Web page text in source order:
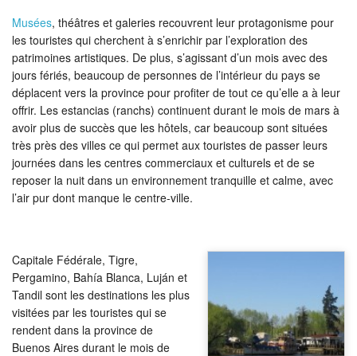
Musées, théâtres et galeries recouvrent leur protagonisme pour
les touristes qui cherchent à s’enrichir par l’exploration des
patrimoines artistiques. De plus, s’agissant d’un mois avec des
jours fériés, beaucoup de personnes de l’intérieur du pays se
déplacent vers la province pour profiter de tout ce qu’elle a à leur
offrir. Les estancias (ranchs) continuent durant le mois de mars à
avoir plus de succès que les hôtels, car beaucoup sont situées
très près des villes ce qui permet aux touristes de passer leurs
journées dans les centres commerciaux et culturels et de se
reposer la nuit dans un environnement tranquille et calme, avec
l’air pur dont manque le centre-ville.
Capitale Fédérale, Tigre,
Pergamino, Bahía Blanca, Luján et
Tandil sont les destinations les plus
visitées par les touristes qui se
rendent dans la province de
Buenos Aires durant le mois de